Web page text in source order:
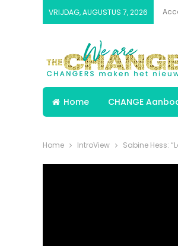
VRIJDAG, AUGUSTUS 7, 2026
Home CHANGE
Home IntroView Sabine Hess: